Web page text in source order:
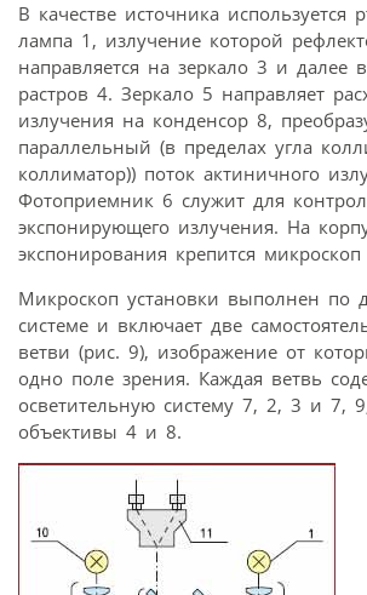
В качестве источника используется
лампа 1, излучение которой
направляется на зеркало 3 и далее
растров 4. Зеркало 5 направляет
излучения на конденсор 8,
параллельный (в пределах угла
коллиматор)) поток актиничного
Фотоприемник 6 служит для
экспонирующего излучения. На
экспонирования крепится микроскоп
Микроскоп установки выполнен по
системе и включает две
ветви (рис. 9), изображение от
одно поле зрения. Каждая ветвь
осветительную систему 7, 2, 3 и 7,
объективы 4 и 8.